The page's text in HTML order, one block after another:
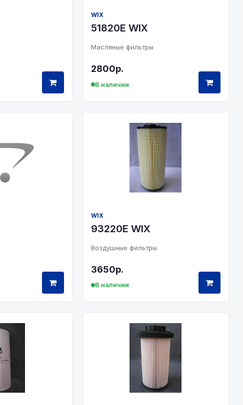
WIX
51820E WIX
Масляные фильтры
2800р.
В наличии
WIX
93220E WIX
Воздушные фильтры
3650р.
В наличии